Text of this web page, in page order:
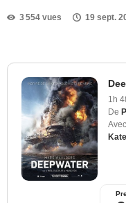
3 554 vues 19 sept.
1h
De
Avec